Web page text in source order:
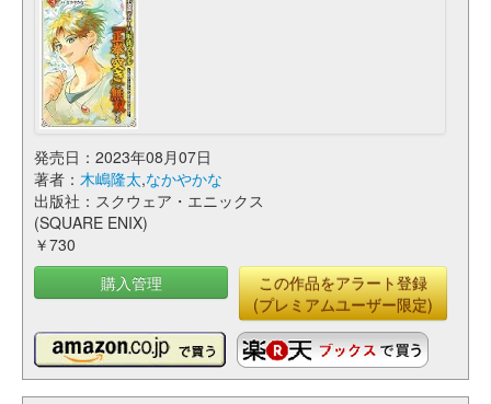
発売日：2023年08月07日
著者： 木嶋隆太,なかやかな
出版社：スクウェア・エニックス
(SQUARE ENIX)
￥730
購入管理
この作品をアラート登録
(プレミアムユーザー限定)